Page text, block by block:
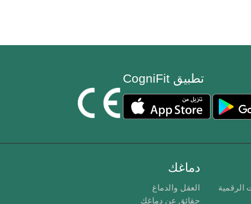
تطبيق CogniFit
دماغك
العقل والدماغ
حقائق عن دماغك
الرقمية